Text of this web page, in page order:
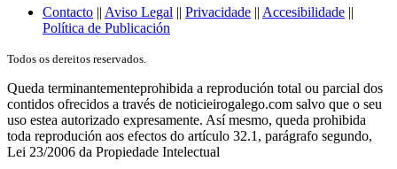
Contacto || Aviso Legal || Privacidade || Accesibilidade ||
Política de Publicación
Todos os dereitos reservados.
Queda terminantementeprohibida a reprodución total ou parcial dos
contidos ofrecidos a través de noticieirogalego.com salvo que o seu
uso estea autorizado expresamente. Así mesmo, queda prohibida
toda reprodución aos efectos do artículo 32.1, parágrafo segundo,
Lei 23/2006 da Propiedade Intelectual